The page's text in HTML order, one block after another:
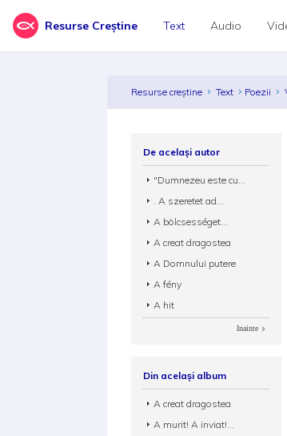
Resurse Creștine Text Audio
Resurse creștine Text Poezii
De același autor
"Dumnezeu este cu...
. A szeretet ad...
A bölcsességet...
A creat dragostea
A Domnului putere
A fény
A hit
Inainte
Din același album
A creat dragostea
A murit! A inviat!...